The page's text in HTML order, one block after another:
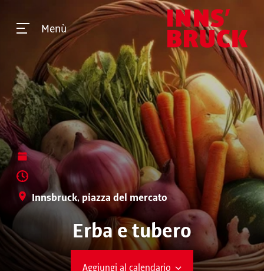
Menù
Innsbruck, piazza del mercato
Erba e tubero
Aggiungi al calendario